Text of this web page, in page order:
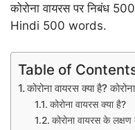
कोरोना वायरस पर निबंध
Hindi 500 words.
Table of
कोरोना वायरस क्या है?
कोरोना वायरस क्या है?
कोरोना वायरस के लक्षण